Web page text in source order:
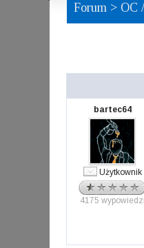
Forum > OC
bartec64
Użytkownik
4175 wypowiedzi